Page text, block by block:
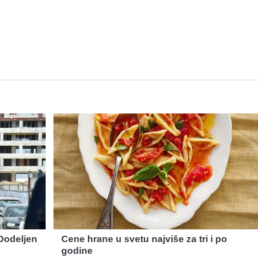
Cene hrane u svetu najviše za tri i po
godine